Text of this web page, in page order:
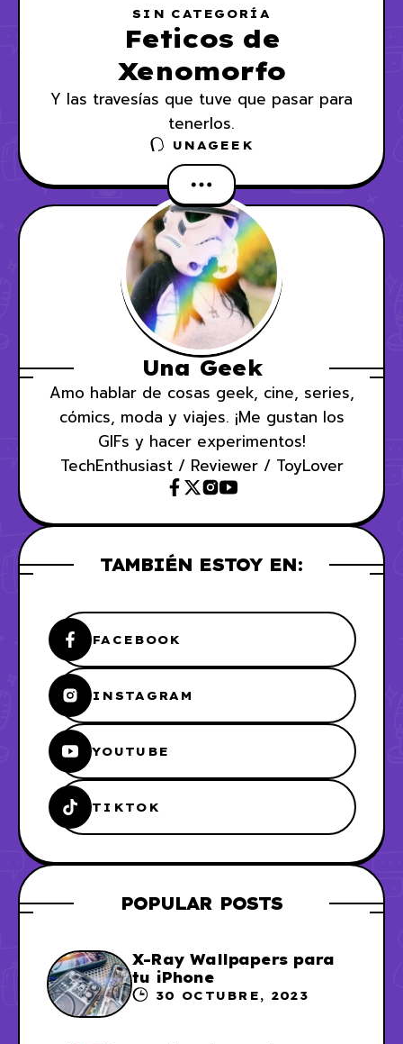
SIN CATEGORÍA
Feticos de
Xenomorfo
Y las travesías que tuve que pasar para
tenerlos.
UNAGEEK
Una Geek
Amo hablar de cosas geek, cine, series,
cómics, moda y viajes. ¡Me gustan los
GIFs y hacer experimentos!
TechEnthusiast / Reviewer / ToyLover
TAMBIÉN ESTOY EN:
FACEBOOK
INSTAGRAM
YOUTUBE
TIKTOK
POPULAR POSTS
X-Ray Wallpapers para
tu iPhone
30 OCTUBRE, 2023